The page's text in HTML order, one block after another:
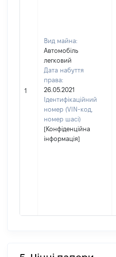
1
Вид майна:
Автомобіль
легковий
Дата набуття
права:
26.05.2021
Ідентифікаційний
номер (VIN-код,
номер шасі)
[Конфіденційна
інформація]